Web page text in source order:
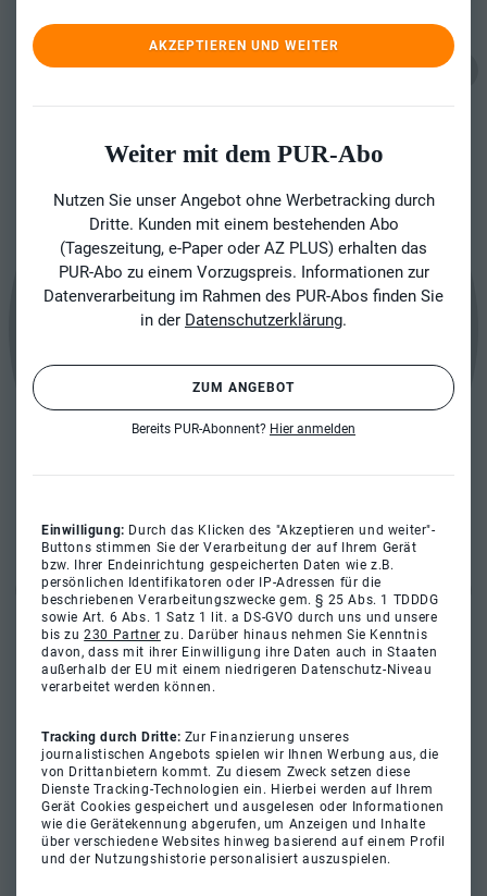
AKZEPTIEREN UND WEITER
Weiter mit dem PUR-Abo
Nutzen Sie unser Angebot ohne Werbetracking durch
Dritte. Kunden mit einem bestehenden Abo
(Tageszeitung, e-Paper oder AZ PLUS) erhalten das
PUR-Abo zu einem Vorzugspreis. Informationen zur
Datenverarbeitung im Rahmen des PUR-Abos finden Sie
in der Datenschutzerklärung.
ZUM ANGEBOT
Bereits PUR-Abonnent? Hier anmelden
Einwilligung: Durch das Klicken des "Akzeptieren und weiter"-
Buttons stimmen Sie der Verarbeitung der auf Ihrem Gerät
bzw. Ihrer Endeinrichtung gespeicherten Daten wie z.B.
persönlichen Identifikatoren oder IP-Adressen für die
beschriebenen Verarbeitungszwecke gem. § 25 Abs. 1 TDDDG
sowie Art. 6 Abs. 1 Satz 1 lit. a DS-GVO durch uns und unsere
bis zu230 Partner zu. Darüber hinaus nehmen Sie Kenntnis
davon, dass mit ihrer Einwilligung ihre Daten auch in Staaten
außerhalb der EU mit einem niedrigeren Datenschutz-Niveau
verarbeitet werden können.
Tracking durch Dritte: Zur Finanzierung unseres
journalistischen Angebots spielen wir Ihnen Werbung aus, die
von Drittanbietern kommt. Zu diesem Zweck setzen diese
Dienste Tracking-Technologien ein. Hierbei werden auf Ihrem
Gerät Cookies gespeichert und ausgelesen oder Informationen
wie die Gerätekennung abgerufen, um Anzeigen und Inhalte
über verschiedene Websites hinweg basierend auf einem Profil
und der Nutzungshistorie personalisiert auszuspielen.